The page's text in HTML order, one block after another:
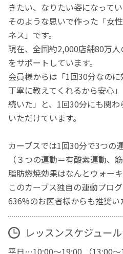
きたい、なりたい姿になってい
そのような思いで作った「女
ネス」です。
現在、全国約2,000店舗80万
をサポートしています。
会員様からは「1回30分なの
丁寧に教えてくれるから安心
続いた」と、1回30分にも関
いただけています。
カーブスでは1回30分で3つの
（３つの運動＝有酸素運動、
脂肪燃焼効果はなんとウォーキ
このカーブス独自の運動プロ
636%のお医者様からも推奨い
レッスンスケジュール
平日…10:00～19:00 （13:00～